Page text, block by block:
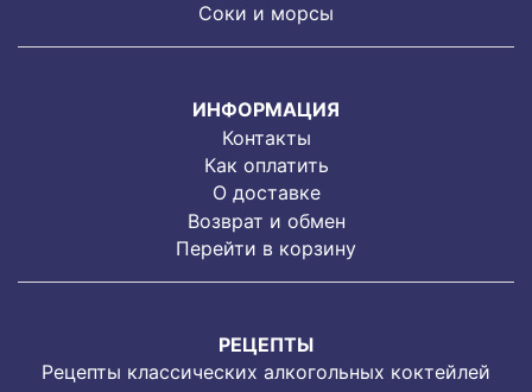
Соки и морсы
ИНФОРМАЦИЯ
Контакты
Как оплатить
О доставке
Возврат и обмен
Перейти в корзину
РЕЦЕПТЫ
Рецепты классических алкогольных коктейлей